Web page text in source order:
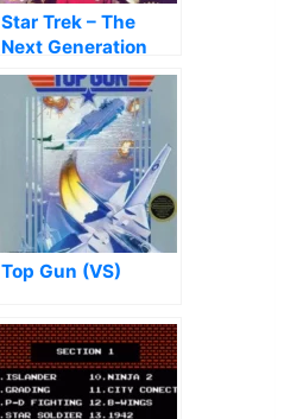
Star Trek – The
Next Generation
Top Gun (VS)